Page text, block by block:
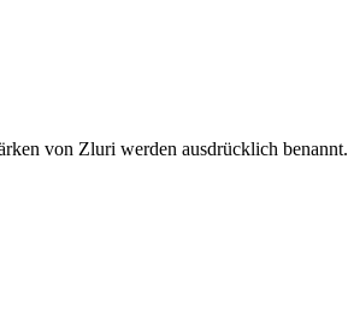
von Zluri werden ausdrücklich benannt.